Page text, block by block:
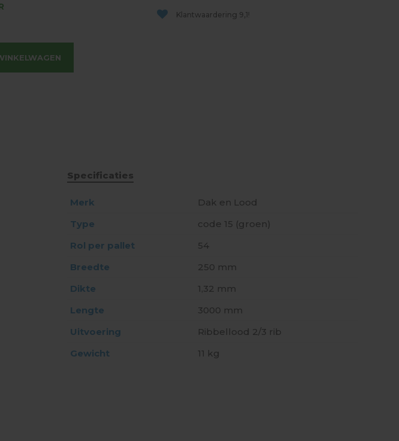
Klantwaardering 9,1!
Specificaties
Merk
Dak en Lood
Type
code 15 (groen)
Rol per pallet
54
Breedte
250 mm
Dikte
1,32 mm
Lengte
3000 mm
Uitvoering
Ribbellood 2/3 rib
Gewicht
11 kg